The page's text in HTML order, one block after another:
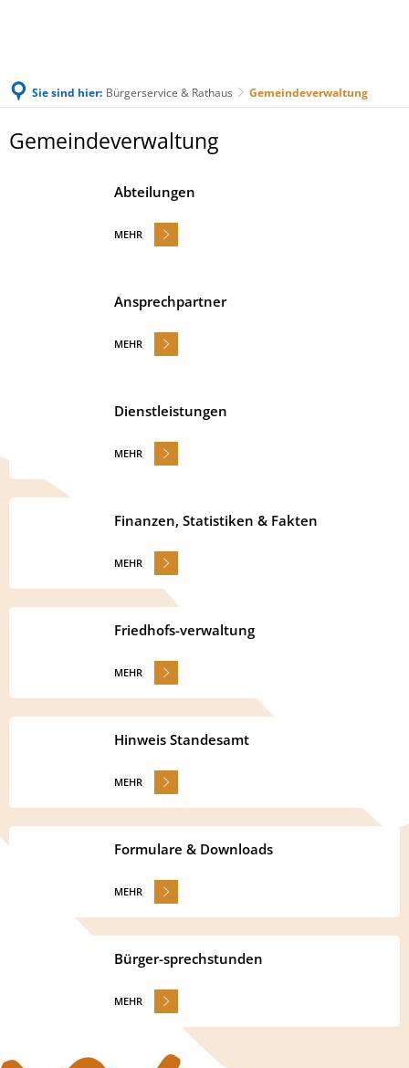
Sie sind hier: Bürgerservice & Rathaus Gemeindeverwaltung
Gemeindeverwaltung
Gemeindeverwaltung
Abteilungen
MEHR
Ansprechpartner
MEHR
Dienstleistungen
MEHR
Finanzen, Statistiken & Fakten
MEHR
Friedhofs-verwaltung
MEHR
Hinweis Standesamt
MEHR
Formulare & Downloads
MEHR
Bürger-sprechstunden
MEHR